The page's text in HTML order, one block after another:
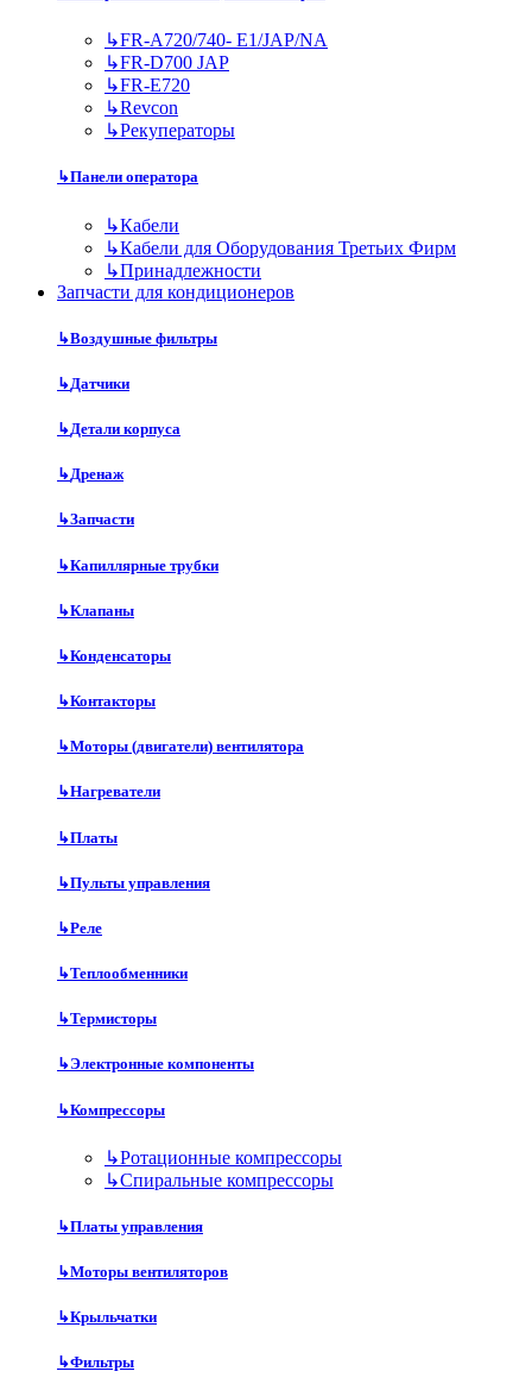
↳FR-A720/740- E1/JAP/NA
↳FR-D700 JAP
↳FR-E720
↳Revcon
↳Рекуператоры
↳Панели оператора
↳Кабели
↳Кабели для Оборудования Третьих Фирм
↳Принадлежности
Запчасти для кондиционеров
↳Воздушные фильтры
↳Датчики
↳Детали корпуса
↳Дренаж
↳Запчасти
↳Капиллярные трубки
↳Клапаны
↳Конденсаторы
↳Контакторы
↳Моторы (двигатели) вентилятора
↳Нагреватели
↳Платы
↳Пульты управления
↳Реле
↳Теплообменники
↳Термисторы
↳Электронные компоненты
↳Компрессоры
↳Ротационные компрессоры
↳Спиральные компрессоры
↳Платы управления
↳Моторы вентиляторов
↳Крыльчатки
↳Фильтры